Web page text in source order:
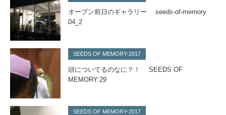
オープン前日のギャラリー seeds-of-memory
04_2
SEEDS OF MEMORY-2017
頭についてるのなに？！ SEEDS OF
MEMORY:29
SEEDS OF MEMORY-2017